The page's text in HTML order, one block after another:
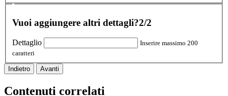
Vuoi aggiungere altri dettagli?2/2
Dettaglio
Inserire massimo 200
caratteri
Indietro Avanti
Contenuti correlati